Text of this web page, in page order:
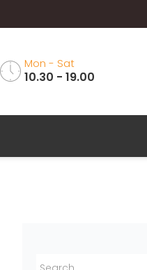
Mon - Sat
10.30 - 19.00